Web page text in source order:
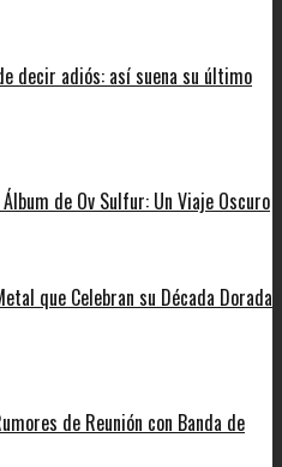
decir adiós: así suena su último
de Ov Sulfur: Un Viaje Oscuro
que Celebran su Década Dorada
de Reunión con Banda de